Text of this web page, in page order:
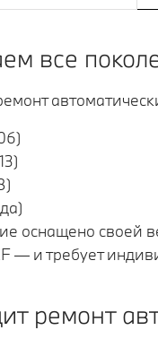
все
оснащено своей
— и требует
ремонт